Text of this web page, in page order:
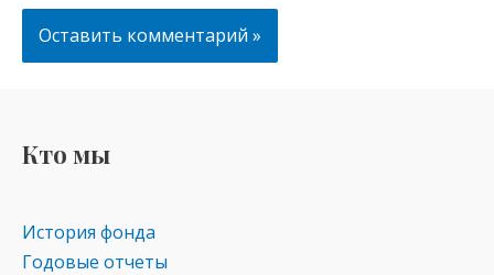
Кто мы
История фонда
Годовые отчеты